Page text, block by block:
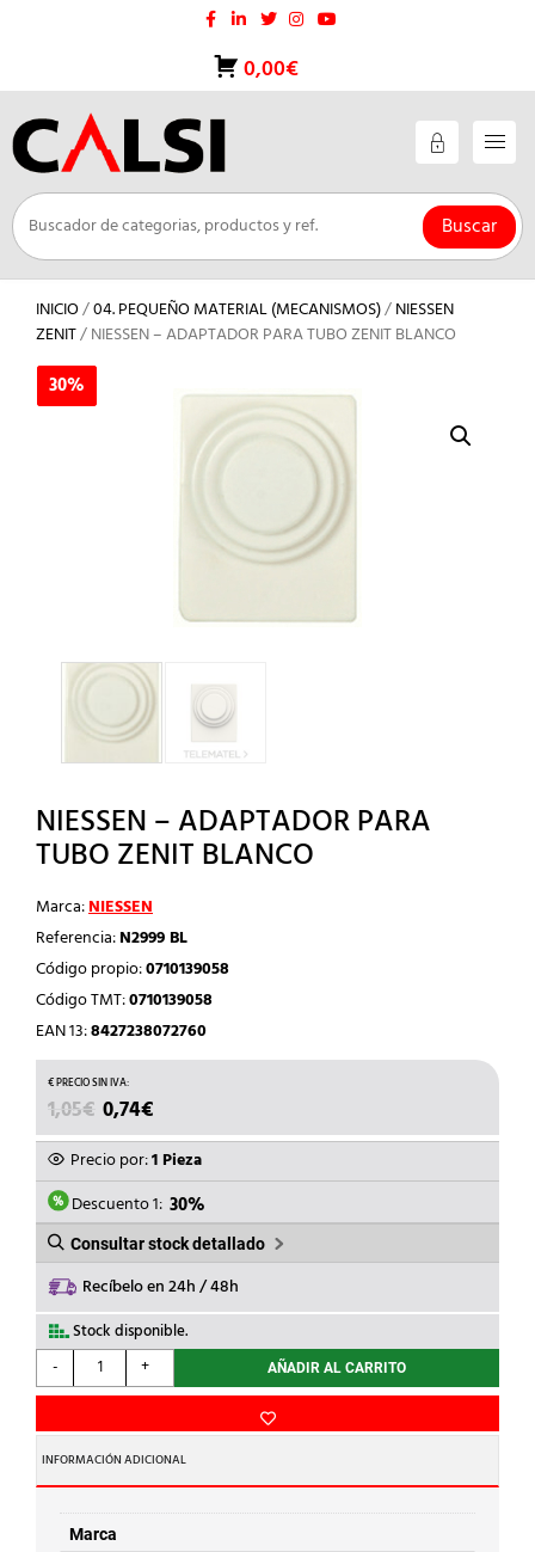
0,00€
Buscar
INICIO/04. PEQUEÑO MATERIAL (MECANISMOS)/NIESSEN
ZENIT/ NIESSEN – ADAPTADOR PARA TUBO ZENIT BLANCO
30%
NIESSEN – ADAPTADOR PARA
TUBO ZENIT BLANCO
Marca:NIESSEN
Referencia:N2999 BL
Código propio:0710139058
Código TMT:0710139058
EAN 13:8427238072760
1,05€ EL
PRECIO
ORIGINAL
ERA:
1,05€.
0,74€
PRECIO
ACTUAL
ES:
0,74€.
Precio por:1 Pieza
Descuento 1: 30%
Consultar stock detallado
Recíbelo en 24h / 48h
Stock disponible.
-
NIESSEN
-
PARA
TUBO
ZENIT
BLANCO
cantidad
+ AÑADIR AL CARRITO
INFORMACIÓN ADICIONAL
Marca
30%